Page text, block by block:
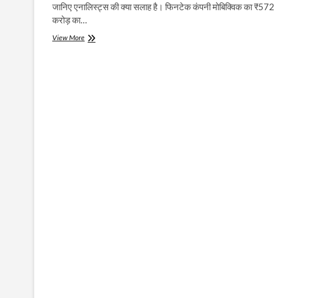
जानिए एनालिस्ट्स की क्या सलाह है। फिनटेक कंपनी मोबिक्विक का ₹572
करोड़ का…
View Moreमोबिक्विक